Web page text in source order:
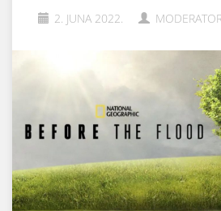
2. JUNA 2022.